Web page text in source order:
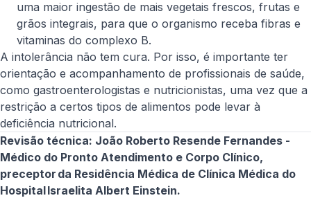
uma maior ingestão de mais vegetais frescos, frutas e
grãos integrais, para que o organismo receba fibras e
vitaminas do complexo B.
A intolerância não tem cura. Por isso, é importante ter
orientação e acompanhamento de profissionais de saúde,
como gastroenterologistas e nutricionistas, uma vez que a
restrição a certos tipos de alimentos pode levar à
deficiência nutricional.
Revisão técnica: João Roberto Resende Fernandes -
Médico do Pronto Atendimento e Corpo Clínico,
preceptor da Residência Médica de Clínica Médica do
Hospital Israelita Albert Einstein.